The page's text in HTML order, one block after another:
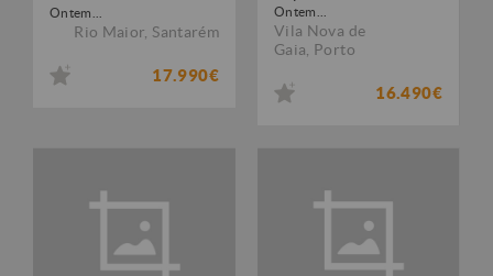
Ontem...
Rio Maior Santarém
17.990€
Ontem...
Vila Nova de
Gaia Porto
16.490€